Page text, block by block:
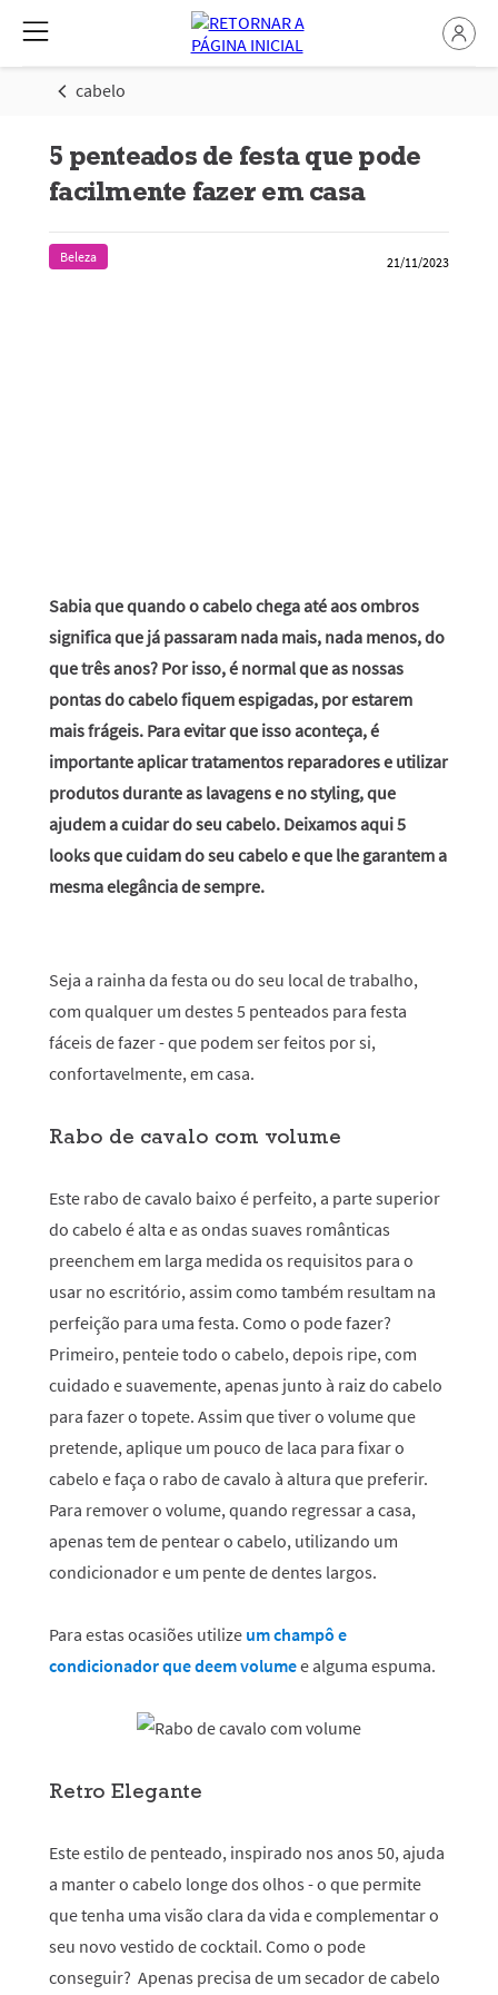
cabelo
5 penteados de festa que pode
facilmente fazer em casa
Beleza 21/11/2023
Sabia que quando o cabelo chega até aos ombros
significa que já passaram nada mais, nada menos, do
que três anos? Por isso, é normal que as nossas
pontas do cabelo fiquem espigadas, por estarem
mais frágeis. Para evitar que isso aconteça, é
importante aplicar tratamentos reparadores e utilizar
produtos durante as lavagens e no styling, que
ajudem a cuidar do seu cabelo. Deixamos aqui 5
looks que cuidam do seu cabelo e que lhe garantem a
mesma elegância de sempre.
Seja a rainha da festa ou do seu local de trabalho,
com qualquer um destes 5 penteados para festa
fáceis de fazer - que podem ser feitos por si,
confortavelmente, em casa.
Rabo de cavalo com volume
Este rabo de cavalo baixo é perfeito, a parte superior
do cabelo é alta e as ondas suaves românticas
preenchem em larga medida os requisitos para o
usar no escritório, assim como também resultam na
perfeição para uma festa. Como o pode fazer?
Primeiro, penteie todo o cabelo, depois ripe, com
cuidado e suavemente, apenas junto à raiz do cabelo
para fazer o topete. Assim que tiver o volume que
pretende, aplique um pouco de laca para fixar o
cabelo e faça o rabo de cavalo à altura que preferir.
Para remover o volume, quando regressar a casa,
apenas tem de pentear o cabelo, utilizando um
condicionador e um pente de dentes largos.
Para estas ocasiões utilize um champô e
condicionador que deem volumee alguma espuma.
Retro Elegante
Este estilo de penteado, inspirado nos anos 50, ajuda
a manter o cabelo longe dos olhos - o que permite
que tenha uma visão clara da vida e complementar o
seu novo vestido de cocktail. Como o pode
conseguir? Apenas precisa de um secador de cabelo